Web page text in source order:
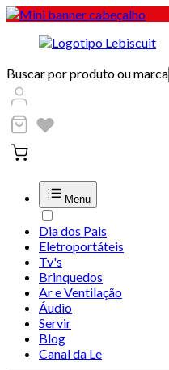
Buscar por produto ou marca
Menu
Dia dos Pais
Eletroportáteis
Tv's
Brinquedos
Ar e Ventilação
Áudio
Servir
Blog
Canal da Le